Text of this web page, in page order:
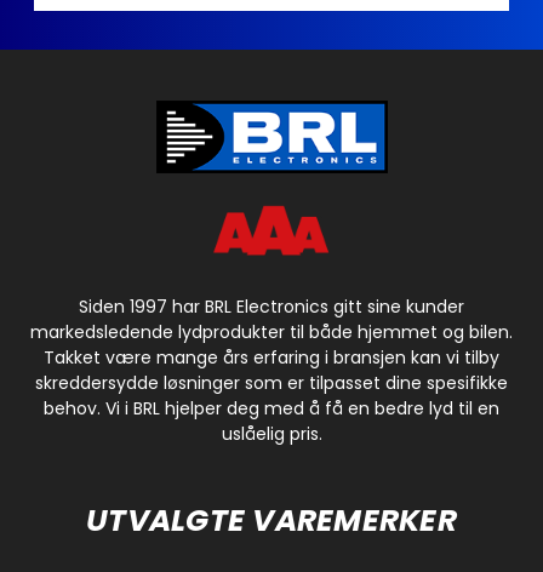
Siden 1997 har BRL Electronics gitt sine kunder
markedsledende lydprodukter til både hjemmet og bilen.
Takket være mange års erfaring i bransjen kan vi tilby
skreddersydde løsninger som er tilpasset dine spesifikke
behov. Vi i BRL hjelper deg med å få en bedre lyd til en
uslåelig pris.
UTVALGTE VAREMERKER